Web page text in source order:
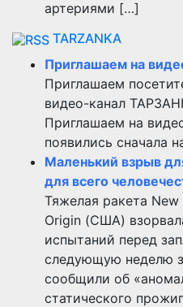
артериями […]
TARZANKA
Приглашаем на
Приглашаем
видео-канал
Приглашаем на
появились сначала
Маленький взрыв
для всего
Тяжелая ракета
Origin (США)
испытаний перед
следующую неделю
сообщили об
статического